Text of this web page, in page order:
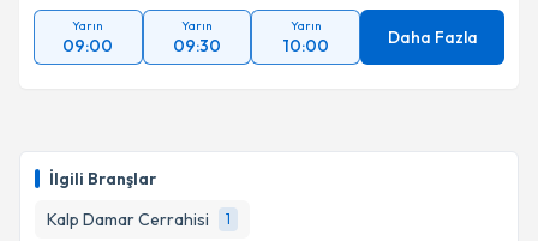
İlgili Branşlar
Kalp Damar Cerrahisi
1
Takvim Talebini Gönder
Yarın
09:00
Yarın
09:30
Yarın
10:00 Daha Fazla